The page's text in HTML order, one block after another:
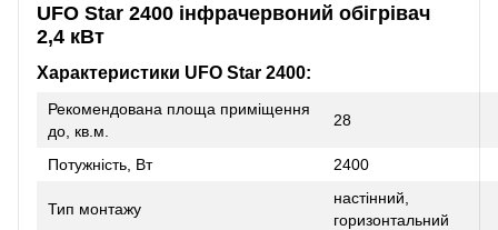
UFO Star 2400 інфрачервоний обігрівач
2,4 кВт
Характеристики UFO Star 2400:
Рекомендована площа приміщення
до, кв.м.
28
Потужність, Вт 2400
Тип монтажу
настінний,
горизонтальний